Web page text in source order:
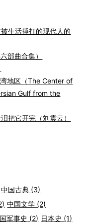
生活捶打的现代人的
部曲合集）
地区（The Center of
Gulf from the
把它开完（刘震云）
中国古典 (3)
中国文学 (2)
军事史 (2) 日本史 (1)